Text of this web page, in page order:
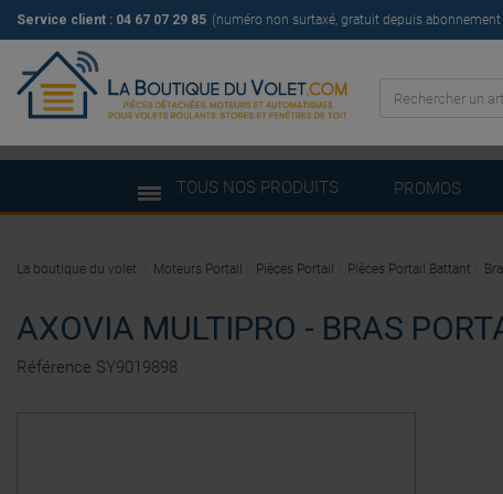
Service client : 04 67 07 29 85 (numéro non surtaxé, gratuit depuis
TOUS NOS PRODUITS PROMOS
AXOVIA MULTIPRO - BRAS
Référence SY9019898
La boutique du volet Moteurs Portail Pièces Portail Pièces Portail Battant